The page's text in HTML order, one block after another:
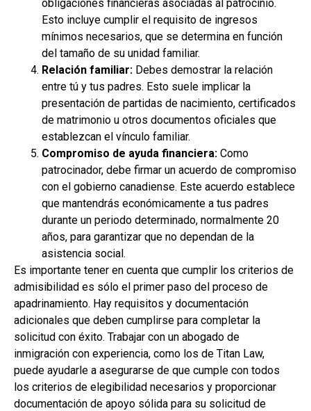
obligaciones financieras asociadas al patrocinio.
Esto incluye cumplir el requisito de ingresos
mínimos necesarios, que se determina en función
del tamaño de su unidad familiar.
Relación familiar: Debes demostrar la relación
entre tú y tus padres. Esto suele implicar la
presentación de partidas de nacimiento, certificados
de matrimonio u otros documentos oficiales que
establezcan el vínculo familiar.
Compromiso de ayuda financiera: Como
patrocinador, debe firmar un acuerdo de compromiso
con el gobierno canadiense. Este acuerdo establece
que mantendrás económicamente a tus padres
durante un periodo determinado, normalmente 20
años, para garantizar que no dependan de la
asistencia social.
Es importante tener en cuenta que cumplir los criterios de
admisibilidad es sólo el primer paso del proceso de
apadrinamiento. Hay requisitos y documentación
adicionales que deben cumplirse para completar la
solicitud con éxito. Trabajar con un abogado de
inmigración con experiencia, como los de Titan Law,
puede ayudarle a asegurarse de que cumple con todos
los criterios de elegibilidad necesarios y proporcionar
documentación de apoyo sólida para su solicitud de